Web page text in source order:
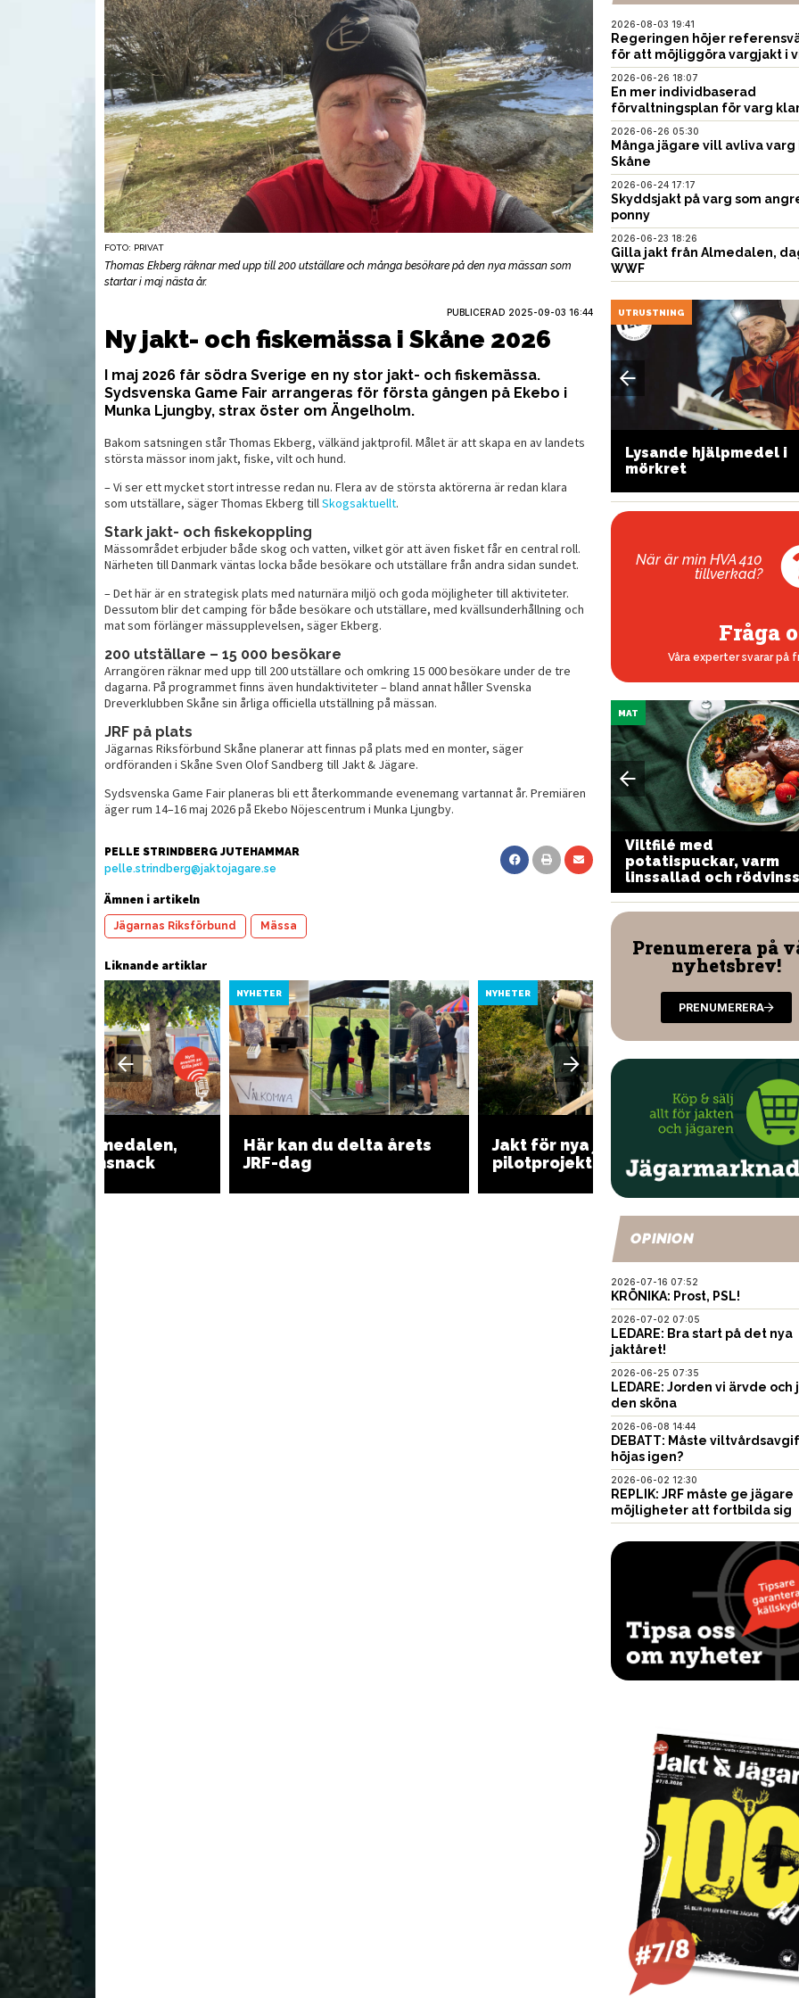
FOTO: PRIVAT
Thomas Ekberg räknar med upp till 200 utställare och många besökare på den nya mässan som
startar i maj nästa år.
PUBLICERAD 2025-09-03 16:44
Ny jakt- och fiskemässa i Skåne 2026
I maj 2026 får södra Sverige en ny stor jakt- och fiskemässa.
Sydsvenska Game Fair arrangeras för första gången på Ekebo i
Munka Ljungby, strax öster om Ängelholm.
Bakom satsningen står Thomas Ekberg, välkänd jaktprofil. Målet är att skapa en av landets
största mässor inom jakt, fiske, vilt och hund.
– Vi ser ett mycket stort intresse redan nu. Flera av de största aktörerna är redan klara
som utställare, säger Thomas Ekberg tillSkogsaktuellt.
Stark jakt- och fiskekoppling
Mässområdet erbjuder både skog och vatten, vilket gör att även fisket får en central roll.
Närheten till Danmark väntas locka både besökare och utställare från andra sidan sundet.
– Det här är en strategisk plats med naturnära miljö och goda möjligheter till aktiviteter.
Dessutom blir det camping för både besökare och utställare, med kvällsunderhållning och
mat som förlänger mässupplevelsen, säger Ekberg.
200 utställare – 15 000 besökare
Arrangören räknar med upp till 200 utställare och omkring 15 000 besökare under de tre
dagarna. På programmet finns även hundaktiviteter – bland annat håller Svenska
Dreverklubben Skåne sin årliga officiella utställning på mässan.
JRF på plats
Jägarnas Riksförbund Skåne planerar att finnas på plats med en monter, säger
ordföranden i Skåne Sven Olof Sandberg till Jakt & Jägare.
Sydsvenska Game Fair planeras bli ett återkommande evenemang vartannat år. Premiären
äger rum 14–16 maj 2026 på Ekebo Nöjescentrum i Munka Ljungby.
PELLE STRINDBERG JUTEHAMMAR
pelle.strindberg@jaktojagare.se
Ämnen i artikeln
Jägarnas Riksförbund Mässa
Liknande artiklar
jakt i Almedalen,
3: Mellansnack
NYHETER
Här kan du delta årets
JRF-dag
NYHETER
Jakt för nya jägare i
pilotprojekt
NYHETER
vinter
2026-08-03 19:41
Regeringen höjer
för att möjliggöra vargjakt i
2026-06-26 18:07
En mer individbaserad
förvaltningsplan för varg
2026-06-26 05:30
Många jägare vill avliva varg
Skåne
2026-06-24 17:17
Skyddsjakt på varg som
ponny
2026-06-23 18:26
Gilla jakt från Almedalen,
WWF
Lupo – den italienska
vargen
Smarta klockor för jakt
UTRUSTNING
Lysande hjälpmedel i
mörkret
När är min HVA 410
tillverkad?
Fråga
Våra experter svarar på
Viltskavspizza
MAT
Vildsvinskorv med
tomatkräm och skummig
MAT
Viltfilé med
potatispuckar, varm
linssallad och
Prenumerera på
nyhetsbrev!
PRENUMERERA
OPINION
2026-07-16 07:52
KRÖNIKA: Prost, PSL!
2026-07-02 07:05
LEDARE: Bra start på det nya
jaktåret!
2026-06-25 07:35
LEDARE: Jorden vi ärvde och
den sköna
2026-06-08 14:44
DEBATT: Måste
höjas igen?
2026-06-02 12:30
REPLIK: JRF måste ge jägare
möjligheter att fortbilda sig